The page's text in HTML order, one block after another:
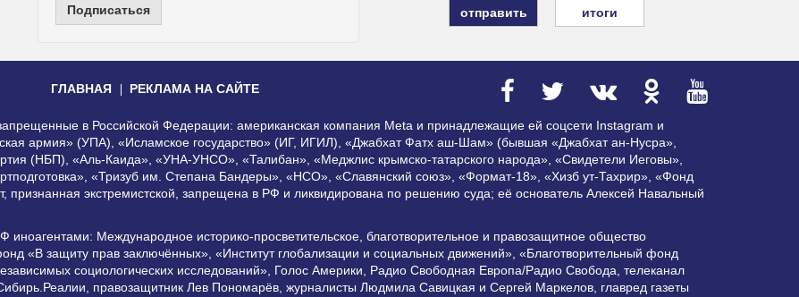
Подписаться итоги
ГЛАВНАЯ РЕКЛАМА НА САЙТЕ
в Российской Федерации: американская компания Meta и принадлежащие ей соцсети Instagram и
армия» (УПА), «Исламское государство» (ИГ, ИГИЛ), «Джабхат Фатх аш-Шам» (бывшая «Джабхат ан-Нусра»,
(НБП), «Аль-Каида», «УНА-УНСО», «Талибан», «Меджлис крымско-татарского народа», «Свидетели Иеговы»,
«Тризуб им. Степана Бандеры», «НСО», «Славянский союз», «Формат-18», «Хизб ут-Тахрир», «Фонд
признанная экстремистской, запрещена в РФ и ликвидирована по решению суда; её основатель Алексей Навальный
Международное историко-просветительское, благотворительное и правозащитное общество
«В защиту прав заключённых», «Институт глобализации и социальных движений», «Благотворительный фонд
социологических исследований», Голос Америки, Радио Свободная Европа/Радио Свобода, телеканал
правозащитник Лев Пономарёв, журналисты Людмила Савицкая и Сергей Маркелов, главред газеты